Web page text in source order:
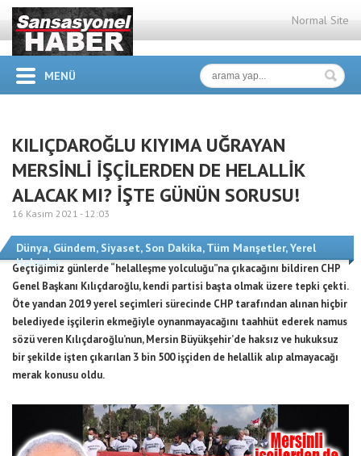
Normal Site
MENÜ
KILIÇDAROĞLU KIYIMA UĞRAYAN
MERSİNLİ İŞÇİLERDEN DE HELALLİK
ALACAK MI? İŞTE GÜNÜN SORUSU!
16 Kasım 2021 - 12:03
Dünya, Gündem, Siyaset, Son Dakika,Tüm Manşetler,Yerel
Haberler
Geçtiğimiz günlerde “helalleşme yolculuğu”na çıkacağını bildiren CHP
Genel Başkanı Kılıçdaroğlu, kendi partisi başta olmak üzere tepki çekti.
Öte yandan 2019 yerel seçimleri sürecinde CHP tarafından alınan hiçbir
belediyede işçilerin ekmeğiyle oynanmayacağını taahhüt ederek namus
sözü veren Kılıçdaroğlu’nun, Mersin Büyükşehir’de haksız ve hukuksuz
bir şekilde işten çıkarılan 3 bin 500 işçiden de helallik alıp almayacağı
merak konusu oldu.